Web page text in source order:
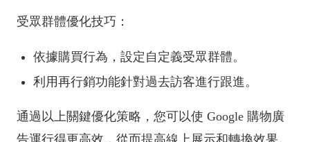
受眾群體優化技巧：
依據購買行為，設定自定義受眾群體。
利用再行銷功能針對過去訪客進行跟進。
通過以上關鍵優化策略，您可以使 Google 購物廣
告運行得更高效，從而提高線上展示和轉換效果。